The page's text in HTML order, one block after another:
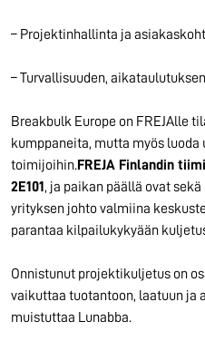
– Projektinhallinta ja
– Turvallisuuden,
Breakbulk Europe on FREJAlle
kumppaneita, mutta myös luoda
toimijoihin.FREJA Finlandin
2E101 , ja paikan päällä ovat
yrityksen johto valmiina
parantaa kilpailukykyään
Onnistunut projektikuljetus on
vaikuttaa tuotantoon, laatuun ja
muistuttaa Lunabba.